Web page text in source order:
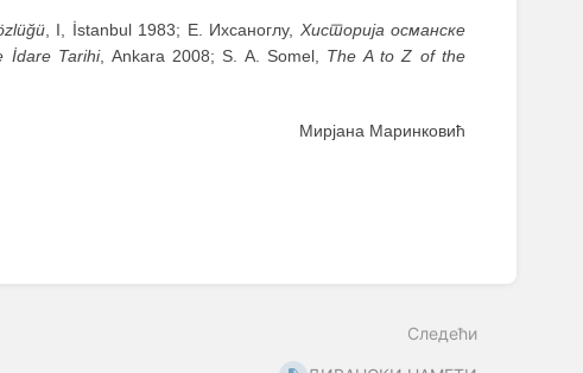
, I, İstanbul 1983; Е. Ихсаноглу, Хисторија османске
İdare Tarihi, Ankara 2008; S. A. Somel, The A to Z of the
Мирјана Маринковић
Следећи